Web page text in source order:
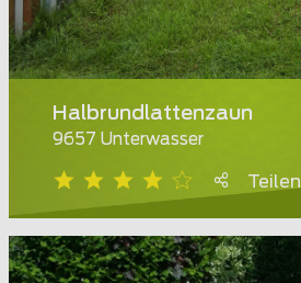
Halbrundlattenzaun
9657 Unterwasser
Teilen